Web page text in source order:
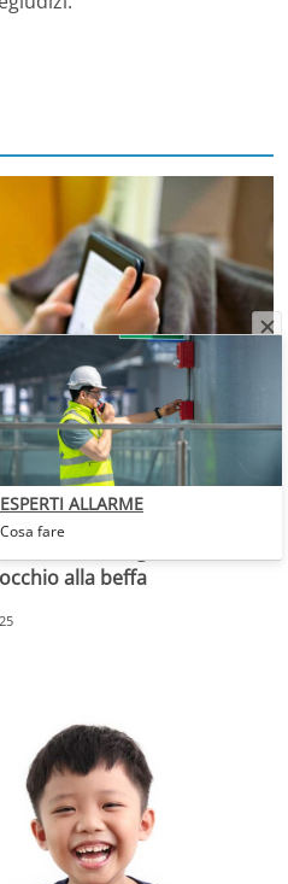
diventa il miglior alleato
alla beffa
ESPERTI ALLARME
Cosa fare